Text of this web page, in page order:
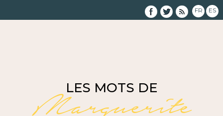
FR ES
LES MOTS DE
Marguerite